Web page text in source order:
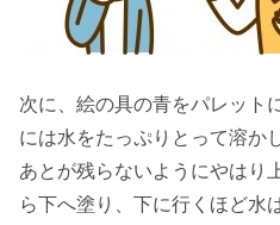
次に、絵の具の青をパレット
には水をたっぷりとって溶か
あとが残らないようにやはり
ら下へ塗り、下に行くほど水